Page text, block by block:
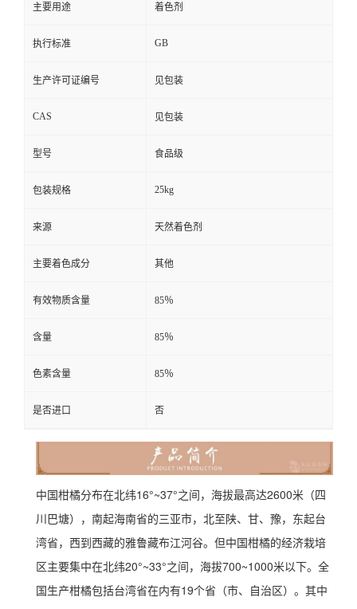
主要用途 着色剂
执行标准 GB
生产许可证编号 见包装
CAS 见包装
型号 食品级
包装规格 25kg
来源 天然着色剂
主要着色成分 其他
有效物质含量 85％
含量 85％
色素含量 85％
是否进口 否
中国柑橘分布在北纬16°~37°之间，海拔最高达2600米（四
川巴塘），南起海南省的三亚市，北至陕、甘、豫，东起台
湾省，西到西藏的雅鲁藏布江河谷。但中国柑橘的经济栽培
区主要集中在北纬20°~33°之间，海拔700~1000米以下。全
国生产柑橘包括台湾省在内有19个省（市、自治区）。其中